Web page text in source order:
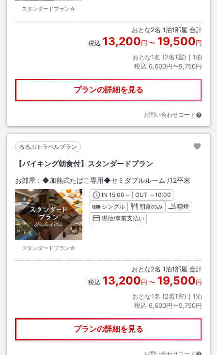
スタンダードプラン☆
おとな2名 1泊1部屋 合計
税込 13,200円 〜 19,500円
おとな1名 (2名1室)｜ 1泊
税込 6,600円〜9,750円
プランの詳細を見る
お問い合わせコード
るるぶトラベルプラン
【バイキング朝食付】スタンダードプラン
お部屋： ◆加熱式たばこ専用◆セミダブルルーム /12平米
スタンダードプラン☆
INチェックイン
15:00 ～ | OUT チェックアウト
～10:00
シングル
朝食のみ
喫煙
現地/事前支払い
おとな2名 1泊1部屋 合計
税込 13,200円 〜 19,500円
おとな1名 (2名1室)｜ 1泊
税込 6,600円〜9,750円
プランの詳細を見る